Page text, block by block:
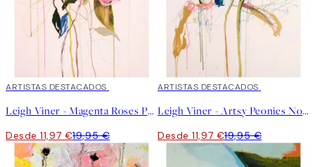
40%*
ARTISTAS DESTACADOS
Leigh Viner - Magenta Roses Poster
Desde 11,97 €19,95 €
40%*
ARTISTAS DESTACADOS
Leigh Viner - Artsy Peonies No1 Poster
Desde 11,97 €19,95 €